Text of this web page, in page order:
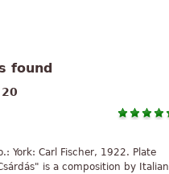
found
York: Carl Fischer, 1922. Plate
is a composition by Italian